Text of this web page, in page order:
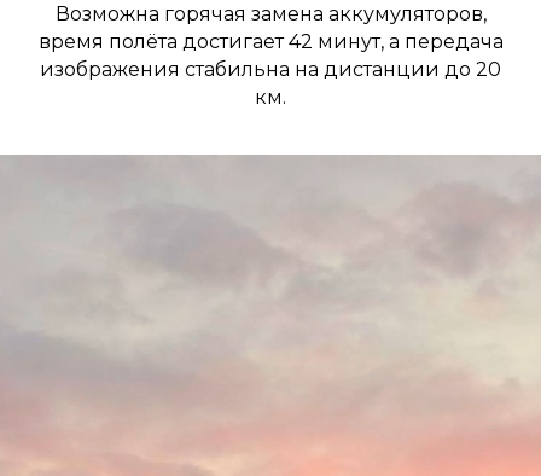
Возможна горячая замена аккумуляторов,
время полёта достигает 42 минут, а передача
изображения стабильна на дистанции до 20
км.